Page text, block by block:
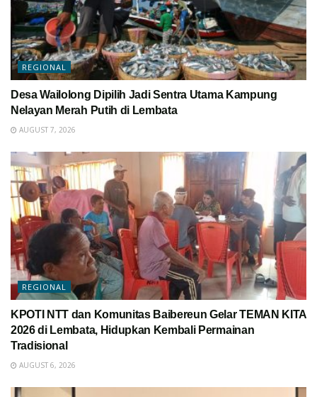
REGIONAL
Desa Wailolong Dipilih Jadi Sentra Utama Kampung
Nelayan Merah Putih di Lembata
AUGUST 7, 2026
REGIONAL
KPOTI NTT dan Komunitas Baibereun Gelar TEMAN KITA
2026 di Lembata, Hidupkan Kembali Permainan
Tradisional
AUGUST 6, 2026